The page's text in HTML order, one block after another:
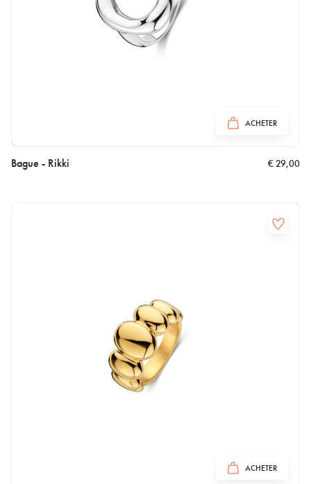
ACHETER
Bague - Rikki €29,00
ACHETER